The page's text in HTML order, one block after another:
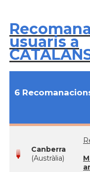
usuaris a
6
Canberra
(Austràlia)